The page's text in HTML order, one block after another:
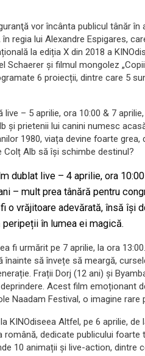
vor încânta publicul tânăr
regia lui Alexandre Espigares,
la ediția X din 2018 a
Schaerer și filmul mongolez
6 proiecții, dintre care 5
live – 5 aprilie, ora 10:00 & 7
și prietenii lui canini numesc
1980, viața devine foarte
Alb să își schimbe destinul?
dublat live – 4 aprilie, ora
– mult prea tânără pentru
o vrăjitoare adevărată, însă își
în lumea ei magică.
fi urmărit pe 7 aprilie, la ora
înainte să învețe să meargă,
Frații Dorj (12 ani) și
Acest film emoționant
Naadam Festival, o imagine rare
KINOdiseea Altfel, pe 6 aprilie,
dedicate publicului
10 animații și live-action, dintre